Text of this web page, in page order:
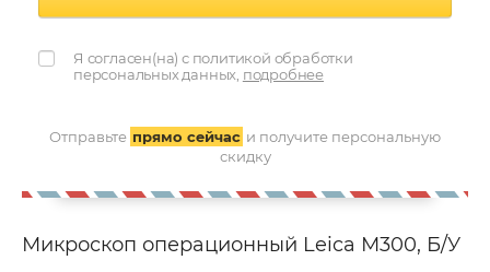
Я согласен(на) с политикой обработки
персональных данных, подробнее
Отправьте прямо сейчас и получите персональную
скидку
Микроскоп операционный Leica М300, Б/У